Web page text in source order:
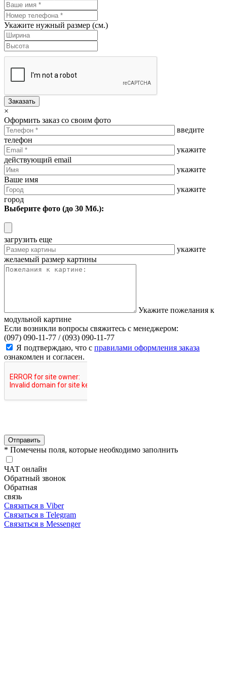
Укажите нужный размер (см.)
Заказать
×
Оформить заказ со своим фото
введите
телефон
укажите
действующий email
укажите
Ваше имя
укажите
город
Выберите фото (до 30 Мб.):
загрузить еще
укажите
желаемый размер картины
Укажите пожелания к
модульной картине
Если возникли вопросы свяжитесь с менеджером:
(097) 090-11-77 /(093) 090-11-77
Я подтверждаю, что с правилами оформления заказа
ознакомлен и согласен.
Отправить
* Помечены поля, которые необходимо заполнить
ЧАТ онлайн
Обратный звонок
Обратная
связь
Связаться в Viber
Связаться в Telegram
Связаться в Messenger